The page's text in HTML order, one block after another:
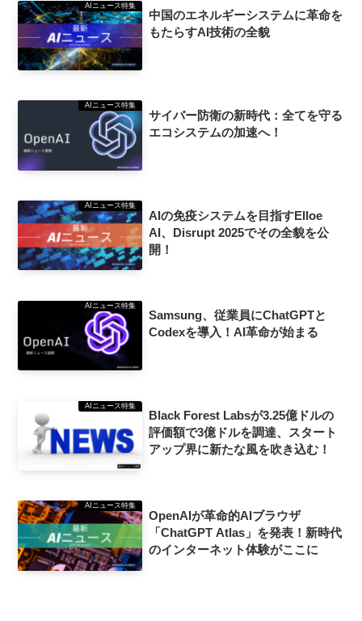
AIニュース特集
中国のエネルギーシステムに革命を
もたらすAI技術の全貌
AIニュース特集
サイバー防衛の新時代：全てを守る
エコシステムの加速へ！
AIニュース特集
AIの免疫システムを目指すElloe
AI、Disrupt 2025でその全貌を公
開！
AIニュース特集
Samsung、従業員にChatGPTと
Codexを導入！AI革命が始まる
AIニュース特集
Black Forest Labsが3.25億ドルの
評価額で3億ドルを調達、スタート
アップ界に新たな風を吹き込む！
AIニュース特集
OpenAIが革命的AIブラウザ
「ChatGPT Atlas」を発表！新時代
のインターネット体験がここに